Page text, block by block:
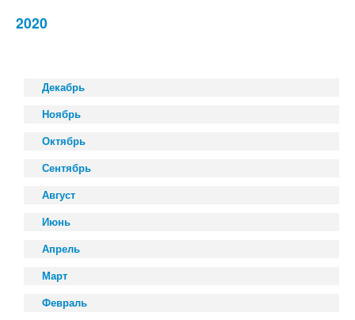
2020
Декабрь
Ноябрь
Октябрь
Сентябрь
Август
Июнь
Апрель
Март
Февраль